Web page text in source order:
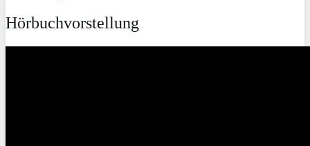
Hörbuchvorstellung